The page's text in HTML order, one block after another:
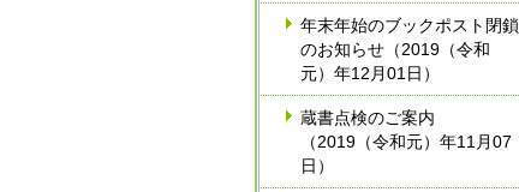
年末年始のブックポスト閉鎖
のお知らせ（2019（令和
元）年12月01日）
蔵書点検のご案内
（2019（令和元）年11月07
日）